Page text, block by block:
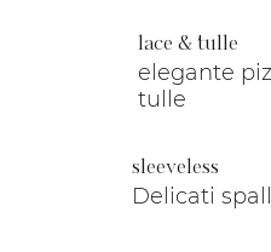
lace & tulle
elegante
tulle
sleeveless
Delicati